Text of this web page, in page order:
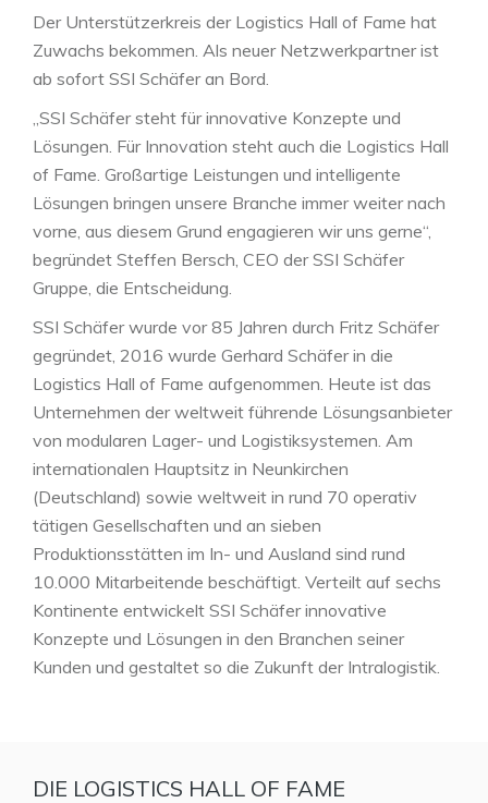
Der Unterstützerkreis der Logistics Hall of Fame hat
Zuwachs bekommen. Als neuer Netzwerkpartner ist
ab sofort SSI Schäfer an Bord.
„SSI Schäfer steht für innovative Konzepte und
Lösungen. Für Innovation steht auch die Logistics Hall
of Fame. Großartige Leistungen und intelligente
Lösungen bringen unsere Branche immer weiter nach
vorne, aus diesem Grund engagieren wir uns gerne“,
begründet Steffen Bersch, CEO der SSI Schäfer
Gruppe, die Entscheidung.
SSI Schäfer wurde vor 85 Jahren durch Fritz Schäfer
gegründet, 2016 wurde Gerhard Schäfer in die
Logistics Hall of Fame aufgenommen. Heute ist das
Unternehmen der weltweit führende Lösungsanbieter
von modularen Lager- und Logistiksystemen. Am
internationalen Hauptsitz in Neunkirchen
(Deutschland) sowie weltweit in rund 70 operativ
tätigen Gesellschaften und an sieben
Produktionsstätten im In- und Ausland sind rund
10.000 Mitarbeitende beschäftigt. Verteilt auf sechs
Kontinente entwickelt SSI Schäfer innovative
Konzepte und Lösungen in den Branchen seiner
Kunden und gestaltet so die Zukunft der Intralogistik.
DIE LOGISTICS HALL OF FAME